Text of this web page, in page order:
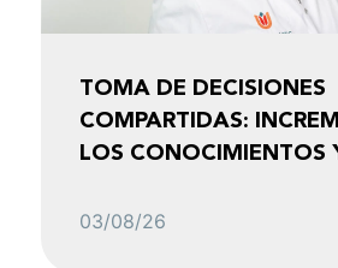
TOMA DE DECISIONES
COMPARTIDAS:
LOS CONOCIMIENTOS
03/08/26